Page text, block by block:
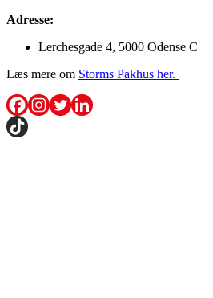
Adresse:
Lerchesgade 4, 5000 Odense C
Læs mere om Storms Pakhus her.